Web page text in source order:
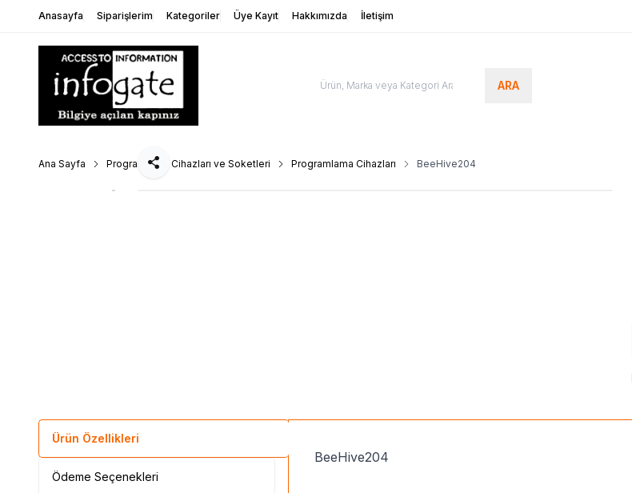
Anasayfa Siparişlerim Kategoriler Üye Kayıt Hakkımızda İletişim
ARA
Ana Sayfa Programlama Cihazları ve Soketleri Programlama Cihazları BeeHive204
Paylaş
Ürün Özellikleri
Ödeme Seçenekleri
BeeHive204